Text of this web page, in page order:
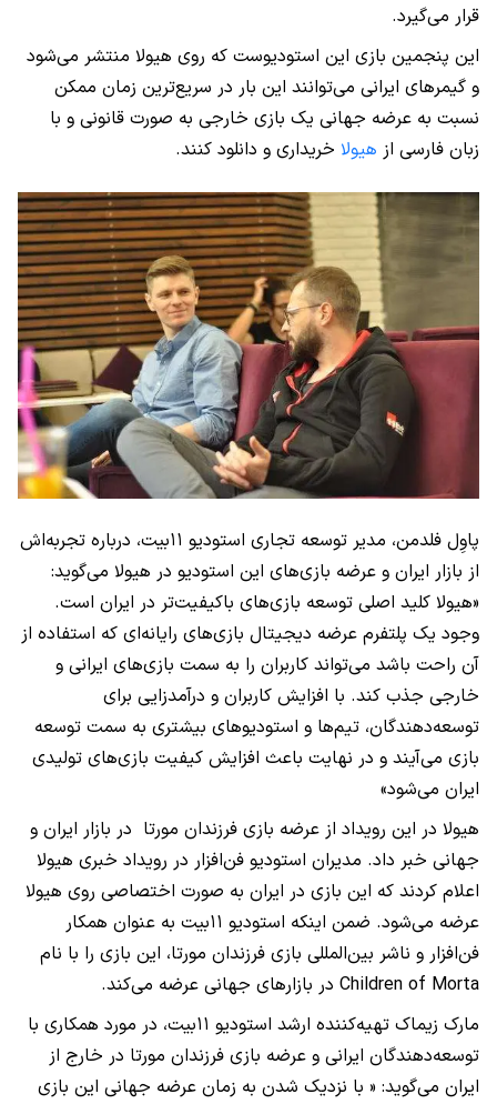
قرار می‌گیرد.
این پنجمین بازی این استودیوست که روی هیولا منتشر می‌شود
و گیمرهای ایرانی می‌توانند این بار در سریع‌ترین زمان ممکن
نسبت به عرضه جهانی یک بازی خارجی به صورت قانونی و با
زبان فارسی از هیولا خریداری و دانلود کنند.
پاوِل فلدمن، مدیر توسعه تجاری استودیو ۱۱بیت، درباره تجربه‌اش
از بازار ایران و عرضه بازی‌های این استودیو در هیولا می‌گوید:
«هیولا کلید اصلی توسعه بازی‌های باکیفیت‌تر در ایران است.
وجود یک پلتفرم عرضه دیجیتال بازی‌های رایانه‌ای که استفاده از
آن راحت باشد می‌تواند کاربران را به سمت بازی‌های ایرانی و
خارجی جذب کند. با افزایش کاربران و درآمدزایی برای
توسعه‌دهندگان، تیم‌ها و استودیوهای بیشتری به سمت توسعه
بازی می‌آیند و در نهایت باعث افزایش کیفیت بازی‌های تولیدی
ایران می‌شود»
هیولا در این رویداد از عرضه بازی فرزندان مورتا در بازار ایران و
جهانی خبر داد. مدیران استودیو فن‌افزار در رویداد خبری هیولا
اعلام کردند که این بازی در ایران به صورت اختصاصی روی هیولا
عرضه می‌شود. ضمن اینکه استودیو ۱۱بیت به عنوان همکار
فن‌افزار و ناشر بین‌المللی بازی فرزندان مورتا، این بازی را با نام
Children of Morta در بازارهای جهانی عرضه می‌کند.
مارک زیماک تهیه‌کننده ارشد استودیو ۱۱بیت، در مورد همکاری با
توسعه‌دهندگان ایرانی و عرضه بازی فرزندان مورتا در خارج از
ایران می‌گوید: « با نزدیک شدن به زمان عرضه جهانی این بازی